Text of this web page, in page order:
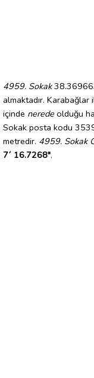
4959. Sokak
almaktadır. Karabağlar
içinde nerede olduğu
Sokak posta kodu
metredir. 4959. Sokak
7´ 16.7268".